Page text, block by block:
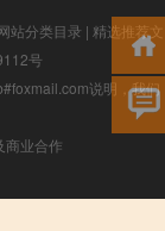
站分类目录 | 精选推荐文
号
说明，我们
商业合作